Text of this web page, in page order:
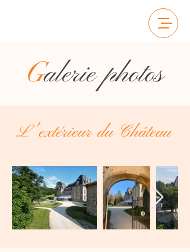
Galerie photos
L'extérieur du Château